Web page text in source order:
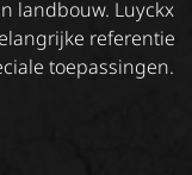
landbouw. Luyckx
referentie
toepassingen.